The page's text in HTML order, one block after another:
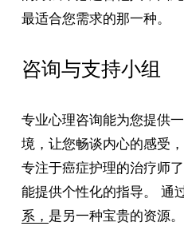
最适合您需求的那一种。
咨询与支持小组
专业心理咨询能为您提供
境，让您畅谈内心的感受
专注于癌症护理的治疗师
能提供个性化的指导。 通
系， 是另一种宝贵的资源